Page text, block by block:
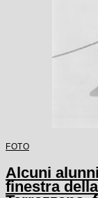
FOTO
Alcuni
finestra